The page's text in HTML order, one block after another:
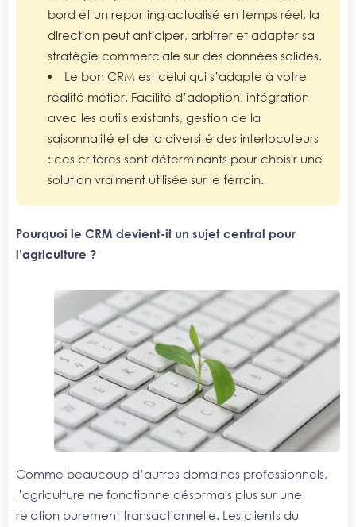
bord et un reporting actualisé en temps réel, la
direction peut anticiper, arbitrer et adapter sa
stratégie commerciale sur des données solides.
Le bon CRM est celui qui s’adapte à votre
réalité métier. Facilité d’adoption, intégration
avec les outils existants, gestion de la
saisonnalité et de la diversité des interlocuteurs
: ces critères sont déterminants pour choisir une
solution vraiment utilisée sur le terrain.
Pourquoi le CRM devient-il un sujet central pour
l’agriculture ?
Comme beaucoup d’autres domaines professionnels,
l’agriculture ne fonctionne désormais plus sur une
relation purement transactionnelle. Les clients du